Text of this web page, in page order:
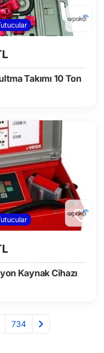
Takımı 10 Ton
Kaynak Cihazı
734